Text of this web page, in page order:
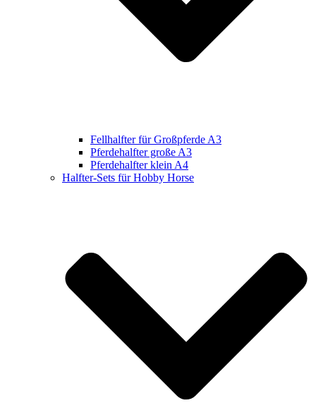
Fellhalfter für Großpferde A3
Pferdehalfter große A3
Pferdehalfter klein A4
Halfter-Sets für Hobby Horse